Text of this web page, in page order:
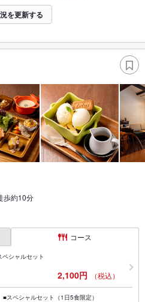
を更新する
歩約10分
コース
シャルセット
2,100円 （税込）
スペシャルセット（1日5食限定）